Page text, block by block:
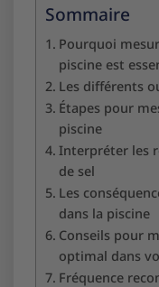
Sommaire
Pourquoi
piscine est
Les différents
Étapes pour
piscine
Interpréter les
de sel
Les
dans la piscine
Conseils pour
optimal dans
Fréquence